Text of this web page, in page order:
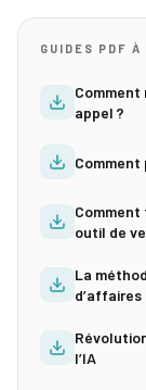
GUIDES PDF À
Comment
appel ?
outil de
La
d’affaires
l’IA